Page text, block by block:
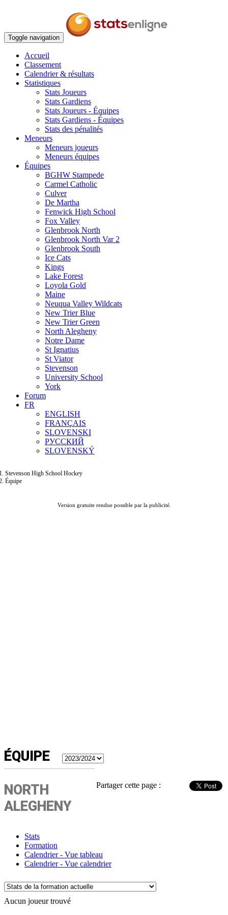
Toggle navigation
Accueil
Classement
Calendrier & résultats
Statistiques
Stats Joueurs
Stats Gardiens
Stats Joueurs - Équipes
Stats Gardiens - Équipes
Stats des pénalités
Meneurs
Meneurs joueurs
Meneurs équipes
Équipes
BGHW Stampede
Carmel Catholic
Culver
De Martha
Fenwick High School
Fox Valley
Glenbrook North
Glenbrook North Var 2
Glenbrook South
Ice Cats
Kings
Lake Forest
Loyola Gold
Maine
Neuqua Valley Wildcats
New Trier Blue
New Trier Green
North Alegheny
Notre Dame
St Ignatius
St Viator
Stevenson
University School
York
Forum
FR
ENGLISH
FRANÇAIS
SLOVENSKI
РУССКИЙ
SLOVENSKÝ
Stevenson High School Hockey
Équipe
Version gratuite rendue possible par la publicité.
ÉQUIPE
Partager cette page :
NORTH
ALEGHENY
Stats
Formation
Calendrier - Vue tableau
Calendrier - Vue calendrier
Aucun joueur trouvé